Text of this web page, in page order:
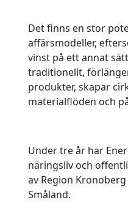
Det finns en stor
affärsmodeller,
vinst på ett annat
traditionellt,
produkter, skapar
materialflöden och
Under tre år har
näringsliv och
av Region
Småland.